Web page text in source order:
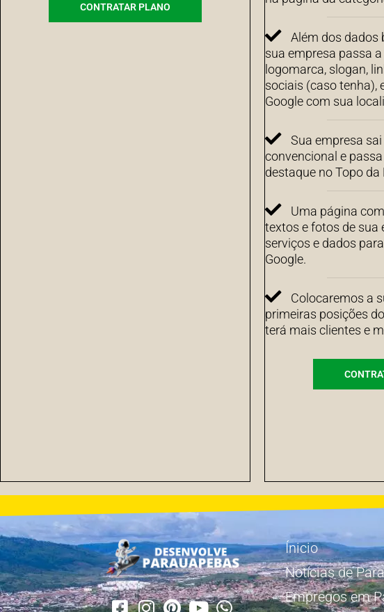
CONTRATAR PLANO
Além dos dados
sua empresa passa
logomarca, slogan,
sociais (caso tenha),
Google com sua
Sua empresa
convencional e
destaque no Topo da
Uma página
textos e fotos de sua
serviços e dados
Google.
Colocaremos a
primeiras posições
terá mais clientes e
Ínicio
Notícias de
Empregos em